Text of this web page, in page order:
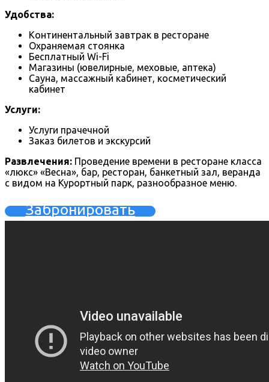
Удобства:
Континентальный завтрак в ресторане
Охраняемая стоянка
Бесплатный Wi-Fi
Магазины (ювелирные, меховые, аптека)
Сауна, массажный кабинет, косметический
кабинет
Услуги:
Услуги прачечной
Заказ билетов и экскурсий
Развлечения: Проведение времени в ресторане класса
«люкс» «Весна», бар, ресторан, банкетный зал, веранда
с видом на Курортный парк, разнообразное меню.
Забронировать